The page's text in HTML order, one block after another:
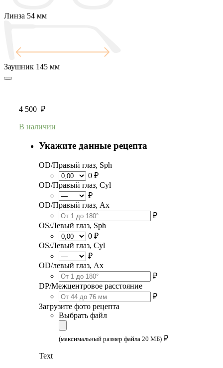
Линза 54 мм
Заушник 145 мм
4 500 ₽
В наличии
Укажите данные рецепта
OD/Правый глаз, Sph
0 ₽
OD/Правый глаз, Cyl
₽
OD/Правый глаз, Ax
₽
OS/Левый глаз, Sph
0 ₽
OS/Левый глаз, Cyl
₽
OD/левый глаз, Ax
₽
DP/Межцентровое расстояние
₽
Загрузите фото рецепта
Выбрать файл
(максимальный размер файла 20 МБ) ₽
Text